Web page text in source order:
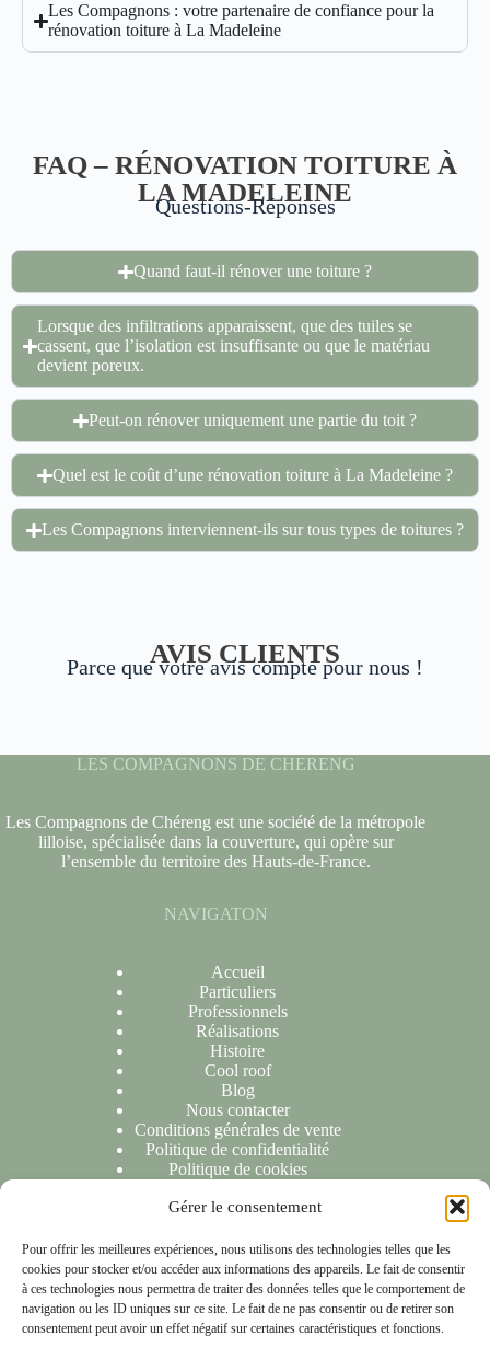
Gérer le consentement
Pour offrir les meilleures expériences, nous utilisons des technologies telles que les
cookies pour stocker et/ou accéder aux informations des appareils. Le fait de consentir
à ces technologies nous permettra de traiter des données telles que le comportement de
navigation ou les ID uniques sur ce site. Le fait de ne pas consentir ou de retirer son
consentement peut avoir un effet négatif sur certaines caractéristiques et fonctions.
Les Compagnons : votre partenaire de confiance pour la
rénovation toiture à La Madeleine
FAQ – RÉNOVATION TOITURE À
LA MADELEINE
Questions-Réponses
Quand faut-il rénover une toiture ?
Lorsque des infiltrations apparaissent, que des tuiles se
cassent, que l’isolation est insuffisante ou que le matériau
devient poreux.
Peut-on rénover uniquement une partie du toit ?
Quel est le coût d’une rénovation toiture à La Madeleine ?
Les Compagnons interviennent-ils sur tous types de toitures ?
AVIS CLIENTS
Parce que votre avis compte pour nous !
LES COMPAGNONS DE CHERENG
Les Compagnons de Chéreng est une société de la métropole
lilloise, spécialisée dans la couverture, qui opère sur
l’ensemble du territoire des Hauts-de-France.
NAVIGATON
Accueil
Particuliers
Professionnels
Réalisations
Histoire
Cool roof
Blog
Nous contacter
Conditions générales de vente
Politique de confidentialité
Politique de cookies
Nous sommes ravis de répondre à toutes vos demandes ou
questions. N'hésitez pas à nous contacter et nous vous
répondrons dans les 24 heures suivant la réception de votre
message.